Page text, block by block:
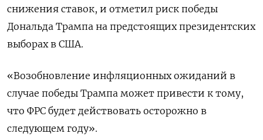
снижения ставок, и отметил риск победы
Дональда Трампа на предстоящих президентских
выборах в США.
«Возобновление инфляционных ожиданий в
случае победы Трампа может привести к тому,
что ФРС будет действовать осторожно в
следующем году».